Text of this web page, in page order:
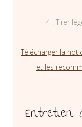
4 : Tirer
Télécharger la
et les
Entretien